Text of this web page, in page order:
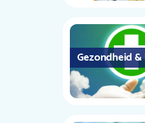
Gezondheid